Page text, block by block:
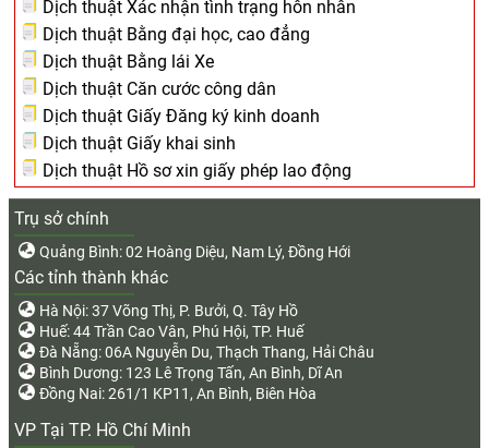
Dịch thuật Xác nhận tình trạng hôn nhân
Dịch thuật Bằng đại học, cao đẳng
Dịch thuật Bằng lái Xe
Dịch thuật Căn cước công dân
Dịch thuật Giấy Đăng ký kinh doanh
Dịch thuật Giấy khai sinh
Dịch thuật Hồ sơ xin giấy phép lao động
Trụ sở chính
Quảng Bình: 02 Hoàng Diệu, Nam Lý, Đồng Hới
Các tỉnh thành khác
Hà Nội: 37 Võng Thị, P. Bưởi, Q. Tây Hồ
Huế: 44 Trần Cao Vân, Phú Hội, TP. Huế
Đà Nẵng: 06A Nguyễn Du, Thạch Thang, Hải Châu
Bình Dương: 123 Lê Trọng Tấn, An Bình, Dĩ An
Đồng Nai: 261/1 KP11, An Bình, Biên Hòa
VP Tại TP. Hồ Chí Minh